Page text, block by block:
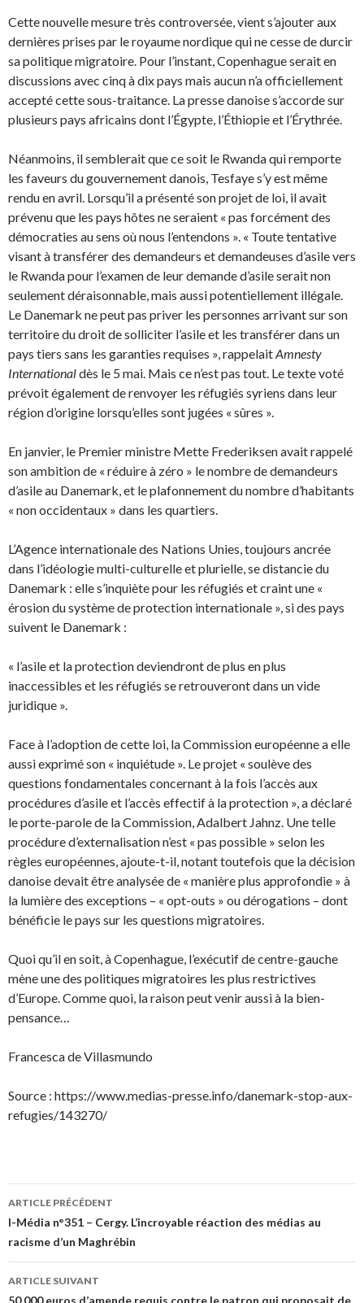
Cette nouvelle mesure très controversée, vient s’ajouter aux
dernières prises par le royaume nordique qui ne cesse de durcir
sa politique migratoire. Pour l’instant, Copenhague serait en
discussions avec cinq à dix pays mais aucun n’a officiellement
accepté cette sous-traitance. La presse danoise s’accorde sur
plusieurs pays africains dont l’Égypte, l’Éthiopie et l’Érythrée.
Néanmoins, il semblerait que ce soit le Rwanda qui remporte
les faveurs du gouvernement danois, Tesfaye s’y est même
rendu en avril. Lorsqu’il a présenté son projet de loi, il avait
prévenu que les pays hôtes ne seraient « pas forcément des
démocraties au sens où nous l’entendons ». « Toute tentative
visant à transférer des demandeurs et demandeuses d’asile vers
le Rwanda pour l’examen de leur demande d’asile serait non
seulement déraisonnable, mais aussi potentiellement illégale.
Le Danemark ne peut pas priver les personnes arrivant sur son
territoire du droit de solliciter l’asile et les transférer dans un
pays tiers sans les garanties requises », rappelaitAmnesty
Internationaldès le 5 mai. Mais ce n’est pas tout. Le texte voté
prévoit également de renvoyer les réfugiés syriens dans leur
région d’origine lorsqu’elles sont jugées « sûres ».
En janvier, le Premier ministre Mette Frederiksen avait rappelé
son ambition de « réduire à zéro » le nombre de demandeurs
d’asile au Danemark, et le plafonnement du nombre d’habitants
« non occidentaux » dans les quartiers.
L’Agence internationale des Nations Unies, toujours ancrée
dans l’idéologie multi-culturelle et plurielle, se distancie du
Danemark : elle s’inquiète pour les réfugiés et craint une «
érosion du système de protection internationale », si des pays
suivent le Danemark :
« l’asile et la protection deviendront de plus en plus
inaccessibles et les réfugiés se retrouveront dans un vide
juridique ».
Face à l’adoption de cette loi, la Commission européenne a elle
aussi exprimé son « inquiétude ». Le projet « soulève des
questions fondamentales concernant à la fois l’accès aux
procédures d’asile et l’accès effectif à la protection », a déclaré
le porte-parole de la Commission, Adalbert Jahnz. Une telle
procédure d’externalisation n’est « pas possible » selon les
règles européennes, ajoute-t-il, notant toutefois que la décision
danoise devait être analysée de « manière plus approfondie » à
la lumière des exceptions – « opt-outs » ou dérogations – dont
bénéficie le pays sur les questions migratoires.
Quoi qu’il en soit, à Copenhague, l’exécutif de centre-gauche
mène une des politiques migratoires les plus restrictives
d’Europe. Comme quoi, la raison peut venir aussi à la bien-
pensance…
Francesca de Villasmundo
Source : https://www.medias-presse.info/danemark-stop-aux-
refugies/143270/
Navigation
des
articles
ARTICLE PRÉCÉDENT
I-Média n°351 – Cergy. L’incroyable réaction des médias au
racisme d’un Maghrébin
ARTICLE SUIVANT
50.000 euros d’amende requis contre le patron qui proposait de